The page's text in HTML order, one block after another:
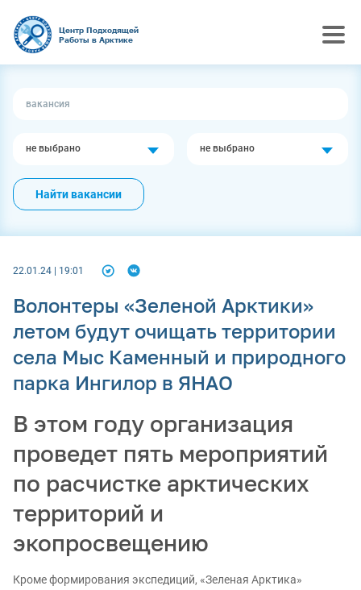
Центр Подходящей
Работы в Арктике
не выбрано не выбрано
Найти вакансии
22.01.24 | 19:01
Волонтеры «Зеленой Арктики»
летом будут очищать территории
села Мыс Каменный и природного
парка Ингилор в ЯНАО
В этом году организация
проведет пять мероприятий
по расчистке арктических
территорий и
экопросвещению
Кроме формирования экспедиций, «Зеленая Арктика»